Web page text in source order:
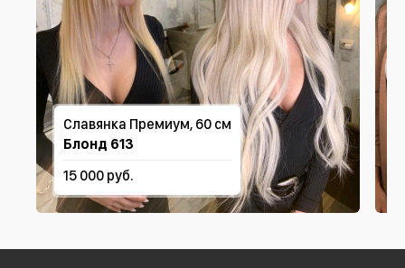
Славянка Премиум, 60 см
Блонд 613
15 000 руб.